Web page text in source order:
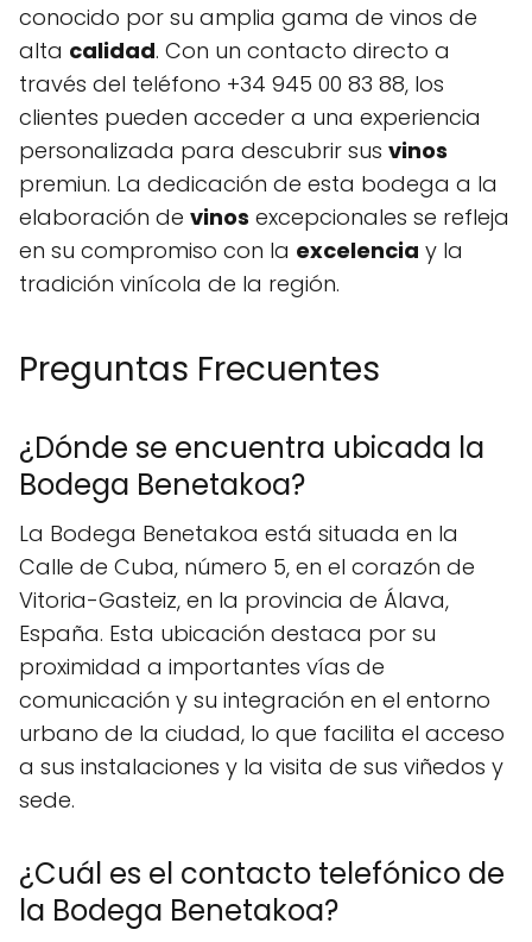
conocido por su amplia gama de vinos de
alta calidad. Con un contacto directo a
través del teléfono +34 945 00 83 88, los
clientes pueden acceder a una experiencia
personalizada para descubrir sus vinos
premiun. La dedicación de esta bodega a la
elaboración de vinos excepcionales se refleja
en su compromiso con la excelencia y la
tradición vinícola de la región.
Preguntas Frecuentes
¿Dónde se encuentra ubicada la
Bodega Benetakoa?
La Bodega Benetakoa está situada en la
Calle de Cuba, número 5, en el corazón de
Vitoria-Gasteiz, en la provincia de Álava,
España. Esta ubicación destaca por su
proximidad a importantes vías de
comunicación y su integración en el entorno
urbano de la ciudad, lo que facilita el acceso
a sus instalaciones y la visita de sus viñedos y
sede.
¿Cuál es el contacto telefónico de
la Bodega Benetakoa?